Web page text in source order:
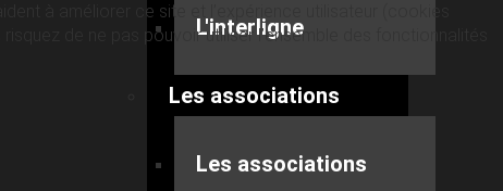
L'interligne
Les associations
Les associations
à améliorer ce site et l’expérience utilisateur (cookies
de ne pas pouvoir utiliser l’ensemble des fonctionnalités